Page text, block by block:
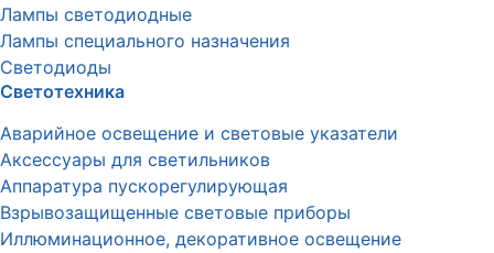
Лампы светодиодные
Лампы специального назначения
Светодиоды
Светотехника
Аварийное освещение и световые указатели
Аксессуары для светильников
Аппаратура пускорегулирующая
Взрывозащищенные световые приборы
Иллюминационное, декоративное освещение